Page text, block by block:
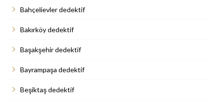
Bahçelievler dedektif
Bakırköy dedektif
Başakşehir dedektif
Bayrampaşa dedektif
Beşiktaş dedektif